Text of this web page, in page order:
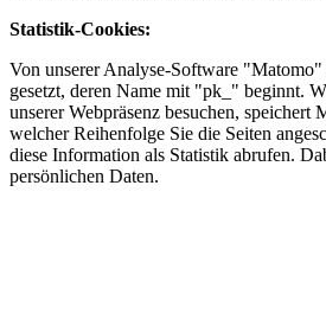
Statistik-Cookies:
Von unserer Analyse-Software
gesetzt, deren Name mit "pk_" beginnt.
unserer Webpräsenz besuchen, speichert
welcher Reihenfolge Sie die Seiten
diese Information als Statistik abrufen.
persönlichen Daten.